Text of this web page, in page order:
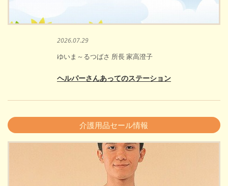
2026.07.29
ゆいま～るつばさ 所長 家高澄子
ヘルパーさんあってのステーション
介護用品セール情報